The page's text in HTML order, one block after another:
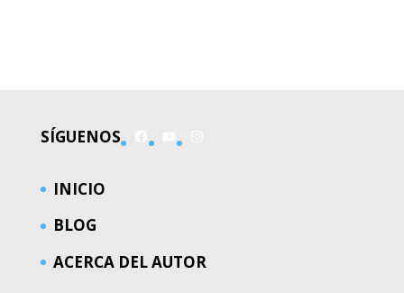
SÍGUENOS
INICIO
BLOG
ACERCA DEL AUTOR